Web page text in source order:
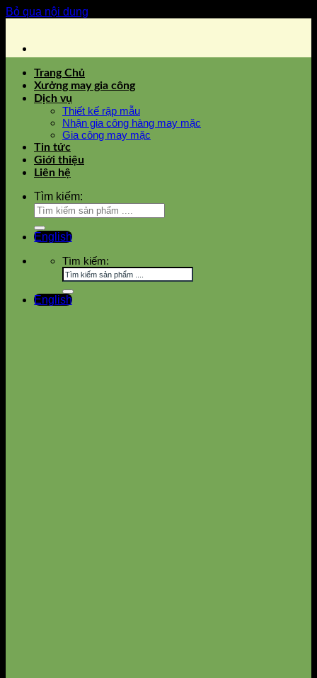
Bỏ qua nội dung
Trang Chủ
Xưởng may gia công
Dịch vụ
Thiết kế rập mẫu
Nhận gia công hàng may mặc
Gia công may mặc
Tin tức
Giới thiệu
Liên hệ
Tìm kiếm:
English
Tìm kiếm:
English